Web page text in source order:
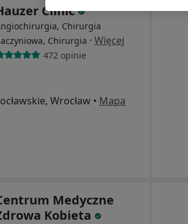
Clinic
Chirurgia
Chirurgia · Więcej
472 opinie
Wrocław • Mapa
Medyczne
Kobieta